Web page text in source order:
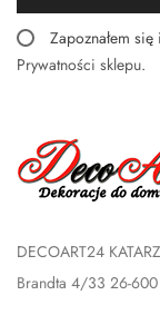
Zapoznałem
Prywatności sklepu.
DECOART24
Brandta 4/33 26-600